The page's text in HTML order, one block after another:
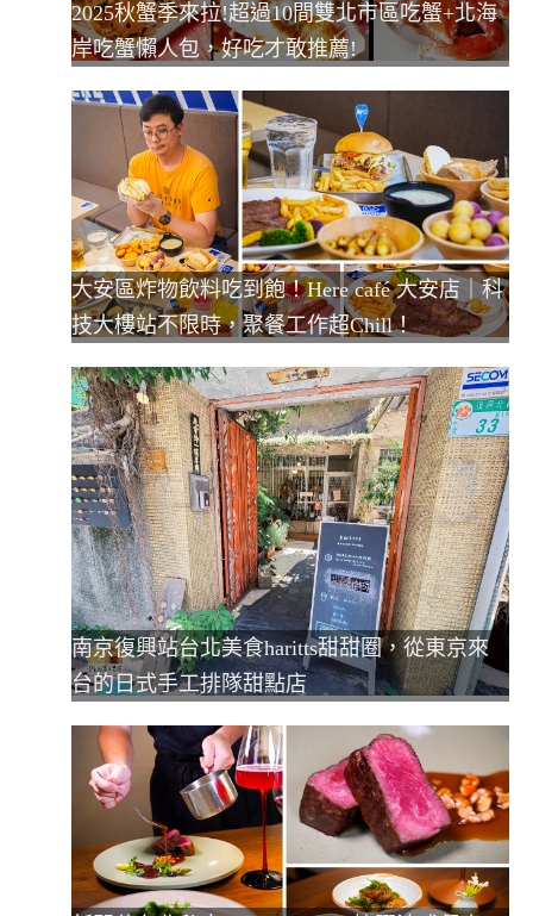
2025秋蟹季來拉!超過10間雙北市區吃蟹+北海
岸吃蟹懶人包，好吃才敢推薦!
大安區炸物飲料吃到飽！Here café 大安店｜科
技大樓站不限時，聚餐工作超Chill！
南京復興站台北美食haritts甜甜圈，從東京來
台的日式手工排隊甜點店